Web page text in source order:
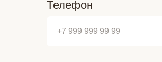
Телефон